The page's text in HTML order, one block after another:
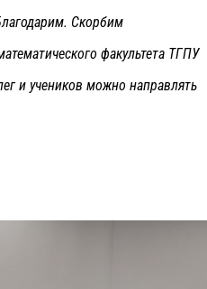
Скорбим
факультета ТГПУ
и учеников можно направлять